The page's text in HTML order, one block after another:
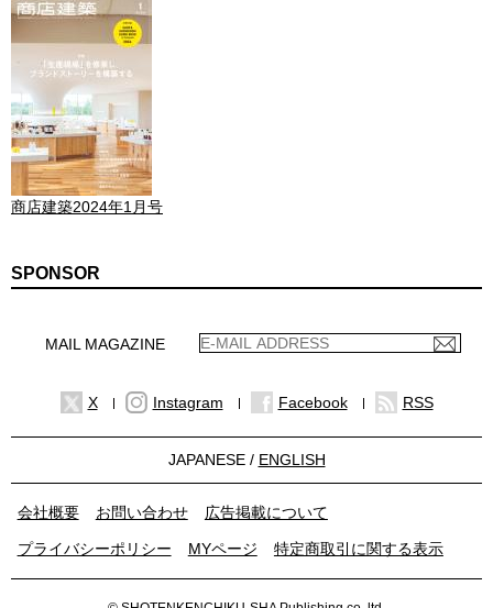
商店建築2024年1月号
SPONSOR
MAIL MAGAZINE
X Instagram Facebook RSS
JAPANESE / ENGLISH
会社概要 お問い合わせ 広告掲載について
プライバシーポリシー MYページ 特定商取引に関する表示